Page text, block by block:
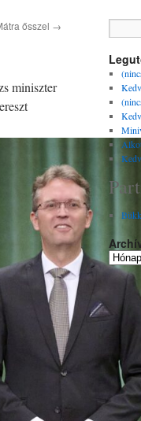
ősszel →
miniszter